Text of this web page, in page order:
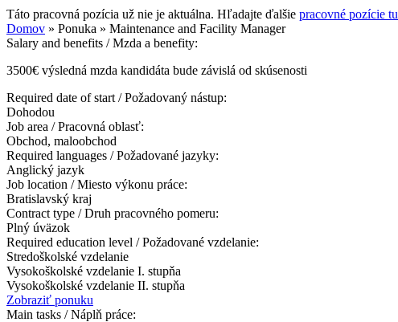
Táto pracovná pozícia už nie je aktuálna. Hľadajte ďalšie pracovné pozície tu
Domov » Ponuka » Maintenance and Facility Manager
Salary and benefits / Mzda a benefity:
3500€ výsledná mzda kandidáta bude závislá od skúsenosti
Required date of start / Požadovaný nástup:
Dohodou
Job area / Pracovná oblasť:
Obchod, maloobchod
Required languages / Požadované jazyky:
Anglický jazyk
Job location / Miesto výkonu práce:
Bratislavský kraj
Contract type / Druh pracovného pomeru:
Plný úväzok
Required education level / Požadované vzdelanie:
Stredoškolské vzdelanie
Vysokoškolské vzdelanie I. stupňa
Vysokoškolské vzdelanie II. stupňa
Zobraziť ponuku
Main tasks / Náplň práce: